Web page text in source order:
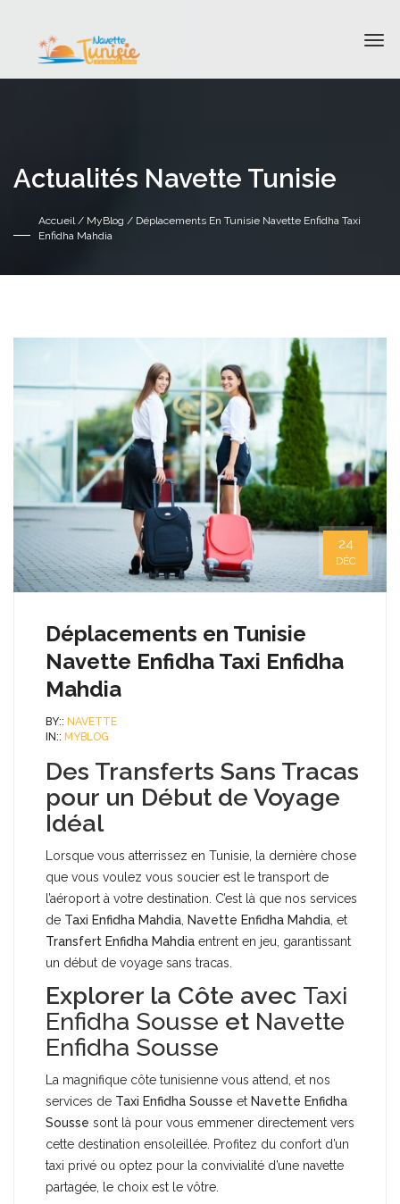
Actualités Navette Tunisie
Accueil/ MyBlog / Déplacements En Tunisie Navette Enfidha Taxi
Enfidha Mahdia
Déplacements en Tunisie
Navette Enfidha Taxi Enfidha
Mahdia
BY:: NAVETTE
IN:: MYBLOG
24
DÉC
Des Transferts Sans Tracas
pour un Début de Voyage
Idéal
Lorsque vous atterrissez en Tunisie, la dernière chose
que vous voulez vous soucier est le transport de
l’aéroport à votre destination. C’est là que nos services
de Taxi Enfidha Mahdia Navette Enfidha Mahdia , et
Transfert Enfidha Mahdia entrent en jeu, garantissant
un début de voyage sans tracas.
Explorer la Côte avec Taxi
Enfidha Sousse et Navette
Enfidha Sousse
La magnifique côte tunisienne vous attend, et nos
services de Taxi Enfidha Sousse et Navette Enfidha
Sousse sont là pour vous emmener directement vers
cette destination ensoleillée. Profitez du confort d’un
taxi privé ou optez pour la convivialité d’une navette
partagée, le choix est le vôtre.